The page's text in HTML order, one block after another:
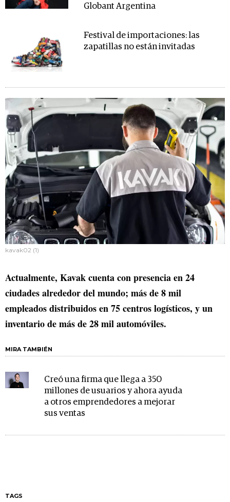
Globant Argentina
Festival de importaciones: las
zapatillas no están invitadas
kavak02 (1)
Actualmente, Kavak cuenta con presencia en 24
ciudades alrededor del mundo; más de 8 mil
empleados distribuidos en 75 centros logísticos, y un
inventario de más de 28 mil automóviles.
MIRA TAMBIÉN
Creó una firma que llega a 350
millones de usuarios y ahora ayuda
a otros emprendedores a mejorar
sus ventas
TAGS